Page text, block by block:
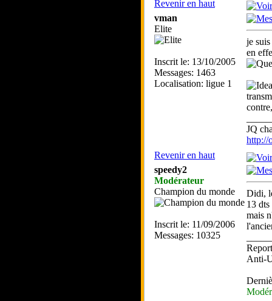
Revenir en haut
vman
Elite
Inscrit le: 13/10/2005
Messages: 1463
Localisation: ligue 1
je
en
JQ
http://
Revenir en haut
speedy2
Modérateur
Champion du monde
Inscrit le: 11/09/2006
Messages: 10325
Didi,
13 dts
mais
Anti-